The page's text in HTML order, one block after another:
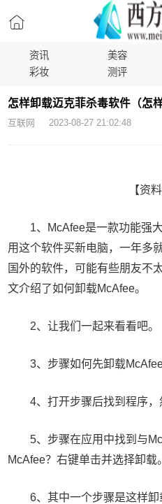
资讯 美容
彩妆
测评
怎样卸载迈克菲杀毒软件（怎
互联网 2023-08-27 21:02:48
【资
1、McAfee是一款功能强
用这个软件买新电脑，一年多
国外的软件，可能有些朋友不
文介绍了如何卸载McAfee。
2、让我们一起来看看吧。
3、步骤如何先卸载
4、打开步骤后找到程序，
5、步骤在应用中找到与
McAfee？右键单击并选择卸载。
6、其中一个步骤是这样卸